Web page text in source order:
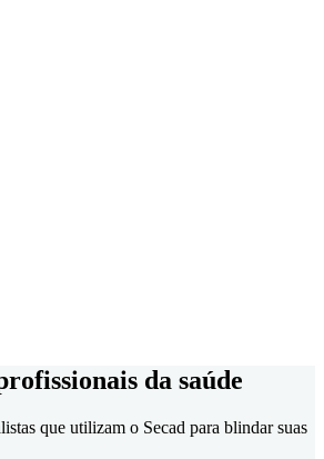
da saúde
que utilizam o Secad para blindar suas